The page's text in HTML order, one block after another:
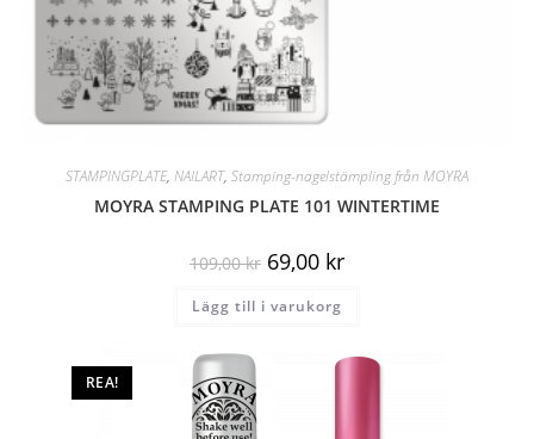
STAMPINGPLATE, NAILART, Stamping-nagelstämpling från MOYRA
MOYRA STAMPING PLATE 101 WINTERTIME
109,00kr 69,00 kr
Lägg till i varukorg
REA!